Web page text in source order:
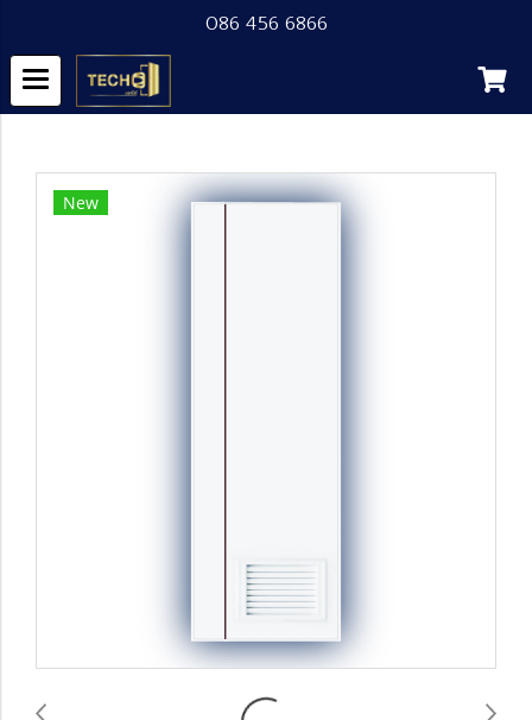
086 456 6866
New